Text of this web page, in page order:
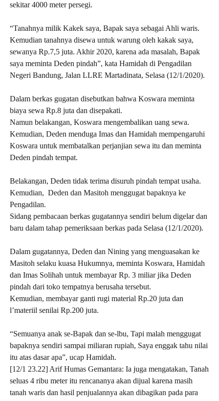
sekitar 4000 meter persegi.
“Tanahnya milik Kakek saya, Bapak saya sebagai Ahli waris.
Kemudian tanahnya disewa untuk warung oleh kakak saya,
sewanya Rp.7,5 juta. Akhir 2020, karena ada masalah,‎ Bapak
saya meminta Deden pindah”, kata Hamidah di Pengadilan
Negeri Bandung, Jalan LLRE Martadinata, Selasa (12/1/2020).
Dalam berkas gugatan disebutkan bahwa Koswara meminta
biaya sewa Rp.8 juta dan disepakati.
Namun belakangan, Koswara mengembalikan uang sewa.
Kemudian, Deden menduga Imas dan Hamidah mempengaruhi
Koswara untuk membatalkan perjanjian sewa itu dan meminta
Deden pindah tempat.
Belakangan, Deden tidak terima disuruh pindah tempat usaha.
Kemudian, Deden dan Masitoh menggugat bapaknya ke
Pengadilan.
Sidang pembacaan berkas gugatannya sendiri belum digelar dan
baru dalam tahap pemeriksaan berkas pada Selasa (12/1/2020).
Dalam gugatannya, Deden dan Nining yang menguasakan ke
Masitoh selaku kuasa Hukumnya, meminta Koswara, Hamidah
dan Imas Solihah untuk membayar Rp. 3 miliar jika Deden
pindah dari toko tempatnya berusaha tersebut.
Kemudian, membayar ganti rugi material Rp.20 juta dan
l’materiil senilai Rp.200 juta.
“Semuanya anak se-Bapak dan se-lbu, Tapi malah menggugat
bapaknya sendiri sampai miliaran rupiah, Saya enggak tahu nilai
itu atas dasar apa”, ucap Hamidah.
[12/1 23.22] Arif Humas Gemantara: ‎Ia juga mengatakan, Tanah
seluas 4 ribu meter itu rencananya akan dijual karena masih
tanah waris dan hasil penjualannya akan dibagikan pada para